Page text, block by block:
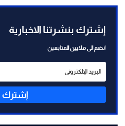
إشترك بنشرتنا الاخبارية
انضم الى ملايين المتابعين
إشترك